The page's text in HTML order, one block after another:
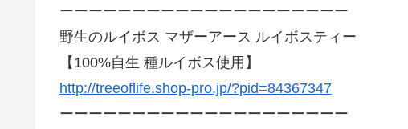
ーーーーーーーーーーーーーーーーーーーー
野生のルイボス マザーアース ルイボスティー
【100%自生 種ルイボス使用】
http://treeoflife.shop-pro.jp/?pid=84367347
ーーーーーーーーーーーーーーーーーーーー